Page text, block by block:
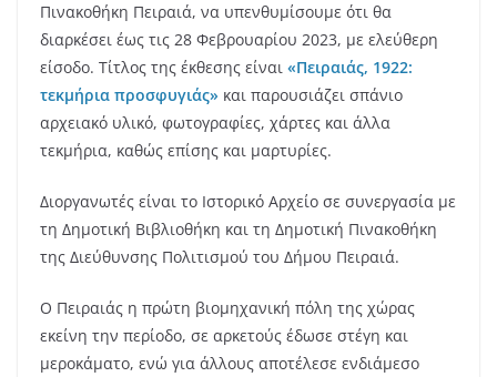
Πινακοθήκη Πειραιά, να υπενθυμίσουμε ότι θα
διαρκέσει έως τις 28 Φεβρουαρίου 2023, με ελεύθερη
είσοδο. Τίτλος της έκθεσης είναι «Πειραιάς, 1922:
τεκμήρια προσφυγιάς» και παρουσιάζει σπάνιο
αρχειακό υλικό, φωτογραφίες, χάρτες και άλλα
τεκμήρια, καθώς επίσης και μαρτυρίες.
Διοργανωτές είναι το Ιστορικό Αρχείο σε συνεργασία με
τη Δημοτική Βιβλιοθήκη και τη Δημοτική Πινακοθήκη
της Διεύθυνσης Πολιτισμού του Δήμου Πειραιά.
O Πειραιάς η πρώτη βιομηχανική πόλη της χώρας
εκείνη την περίοδο, σε αρκετούς έδωσε στέγη και
μεροκάματο, ενώ για άλλους αποτέλεσε ενδιάμεσο